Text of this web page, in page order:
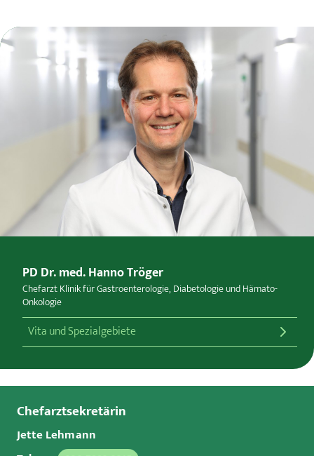
PD Dr. med. Hanno Tröger
Chefarzt Klinik für Gastroenterologie, Diabetologie und Hämato-
Onkologie
Vita und Spezialgebiete
Chefarztsekretärin
Jette Lehmann